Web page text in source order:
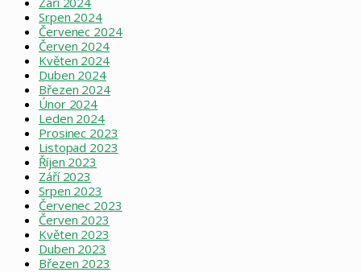
Srpen 2024
Červenec 2024
Červen 2024
Květen 2024
Duben 2024
Březen 2024
Únor 2024
Leden 2024
Prosinec 2023
Listopad 2023
Říjen 2023
Září 2023
Srpen 2023
Červenec 2023
Červen 2023
Květen 2023
Duben 2023
Březen 2023